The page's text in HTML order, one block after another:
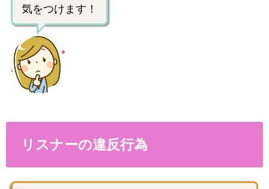
気をつけます！
リスナーの違反行為